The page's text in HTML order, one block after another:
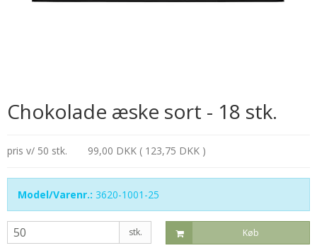
Chokolade æske sort - 18 stk.
pris v/ 50 stk. 99,00 DKK ( 123,75 DKK )
Model/Varenr.: 3620-1001-25
stk. Køb